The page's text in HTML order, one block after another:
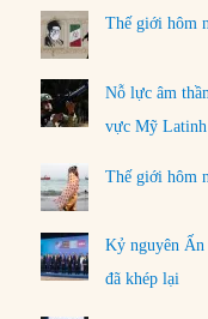
Thế giới hôm
Nỗ lực âm
vực Mỹ Latinh
Thế giới hôm
Kỷ nguyên
đã khép lại